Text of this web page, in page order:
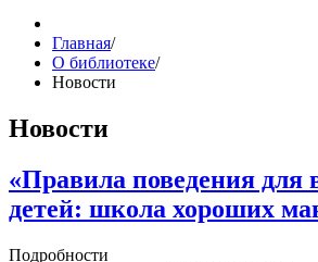
Главная/
О библиотеке/
Новости
Новости
«Правила поведения для
детей: школа хороших
Подробности